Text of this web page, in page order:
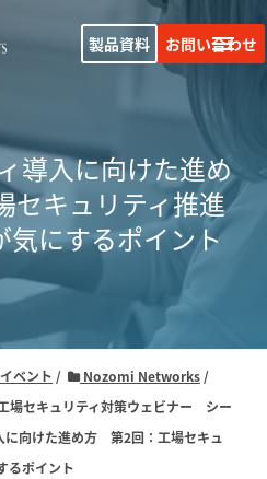
製品資料 お問い合わせ
導入に向けた進め
セキュリティ推進
気にするポイント
ベント
Nozomi Networks
場セキュリティ対策ウェビナー シー
向けた進め方 第2回：工場セキュ
るポイント